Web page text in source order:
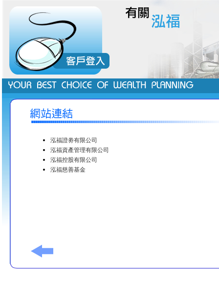
泓福證劵有限公司
泓福資產管理有限公司
泓福控股有限公司
泓福慈善基金